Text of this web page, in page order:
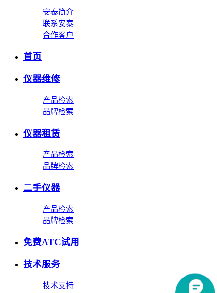
安泰简介
联系安泰
合作客户
首页
仪器维修
产品检索
品牌检索
仪器租赁
产品检索
品牌检索
二手仪器
产品检索
品牌检索
免费ATC试用
技术服务
技术支持